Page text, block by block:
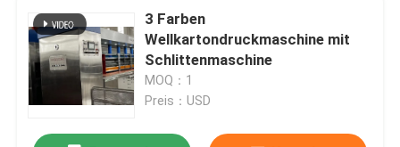
3 Farben
Wellkartondruckmaschine mit
Schlittenmaschine
MOQ：1
Preis：USD